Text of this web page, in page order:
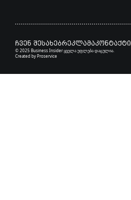
ჩვენ შესახებრეკლამაკონტაქტი
© 2025 Business Insider ყველა უფლება დაცულია.
Created byProservice